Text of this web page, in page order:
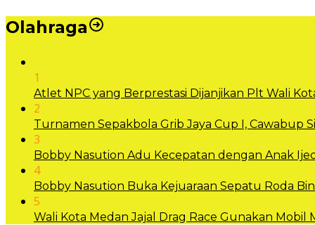
Olahraga
1
Atlet NPC yang Berprestasi Dijanjikan Plt Wali
2
Turnamen Sepakbola Grib Jaya Cup I,
3
Bobby Nasution Adu Kecepatan dengan Anak
4
Bobby Nasution Buka Kejuaraan Sepatu Roda
5
Wali Kota Medan Jajal Drag Race Gunakan Mobil